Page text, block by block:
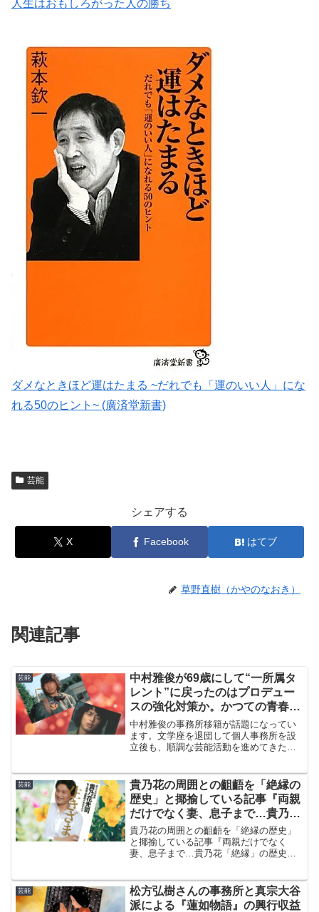
人生はおもしろがった人の勝ち
ダメなときほど運はたまる ~だれでも「運のいい人」にな
れる50のヒント~ (廣済堂新書)
芸能
シェアする
X Facebook はてブ
草野直樹（かやのなおき）
関連記事
芸能
中村雅俊が69歳にして“一所属タ
レント”に戻ったのはプロデュー
スの強化対策か。かつての青春ス
ターは明日を向き再スタート
中村雅俊の事務所移籍が話題になってい
ます。文学座を退団して個人事務所を設
立後も、順調な芸能活動を進めてきたよ
した。やはり理由は、プロデュースの強
化対策のようです。
芸能
貴乃花の周囲との齟齬を「絶縁の
歴史」と揶揄している記事『両親
だけでなく妻、息子まで…貴乃花
「絶縁」の歴史』が話題
貴乃花の周囲との齟齬を「絶縁の歴史」
と揶揄している記事『両親だけでなく
妻、息子まで…貴乃花「絶縁」の歴史』
別れることがいつも悪いとは限りません
から、記事に突っ込んでみます。
芸能
松方弘樹さんの事務所と真宗大谷
派による『蓮如物語』の興行収益